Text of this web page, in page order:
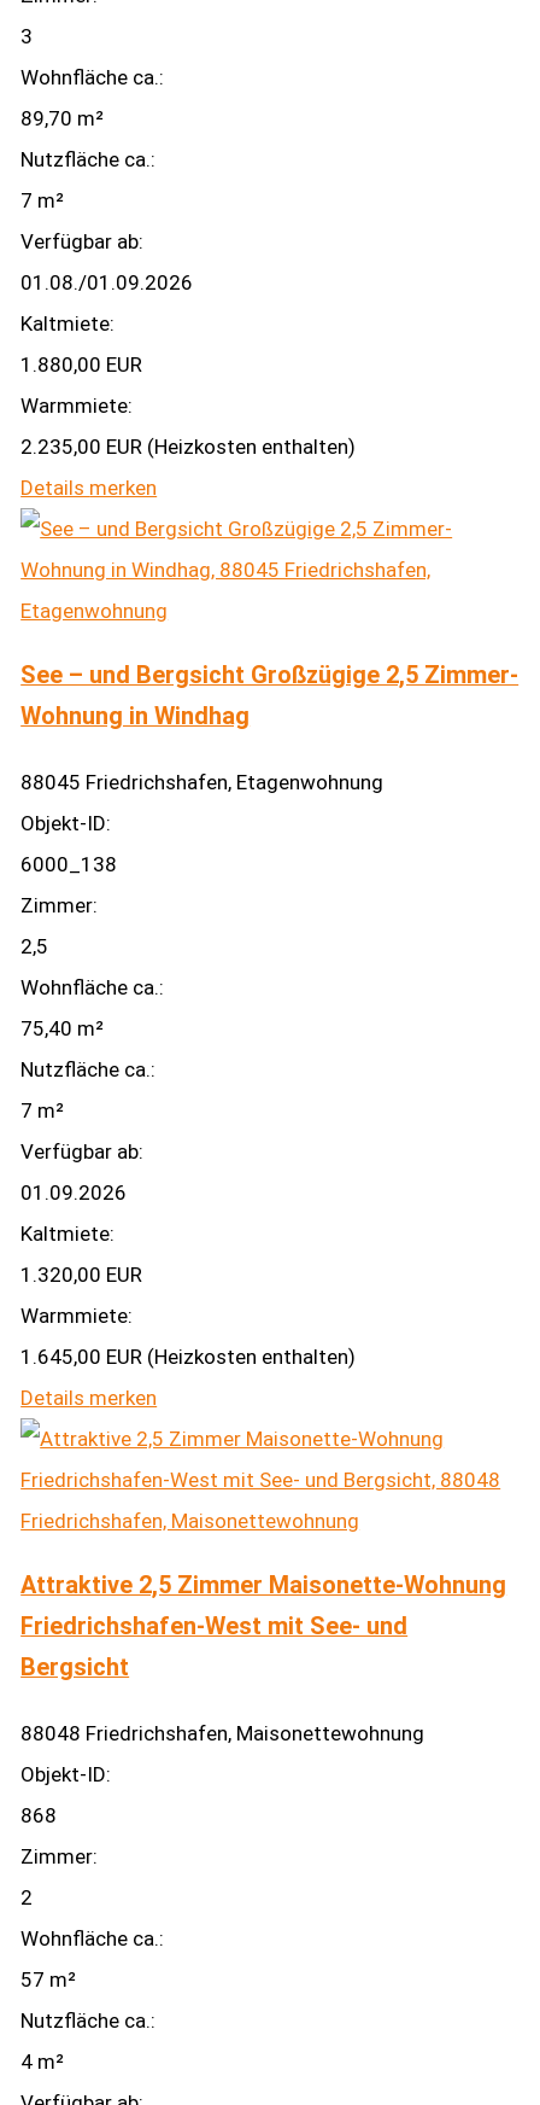
3
Wohnfläche ca.:
89,70 m²
Nutzfläche ca.:
7 m²
Verfügbar ab:
01.08./01.09.2026
Kaltmiete:
1.880,00 EUR
Warmmiete:
2.235,00 EUR (Heizkosten enthalten)
Details merken
See – und Bergsicht Großzügige 2,5 Zimmer-
Wohnung in Windhag
88045 Friedrichshafen, Etagenwohnung
Objekt-ID:
6000_138
Zimmer:
2,5
Wohnfläche ca.:
75,40 m²
Nutzfläche ca.:
7 m²
Verfügbar ab:
01.09.2026
Kaltmiete:
1.320,00 EUR
Warmmiete:
1.645,00 EUR (Heizkosten enthalten)
Details merken
Attraktive 2,5 Zimmer Maisonette-Wohnung
Friedrichshafen-West mit See- und
Bergsicht
88048 Friedrichshafen, Maisonettewohnung
Objekt-ID:
868
Zimmer:
2
Wohnfläche ca.:
57 m²
Nutzfläche ca.:
4 m²